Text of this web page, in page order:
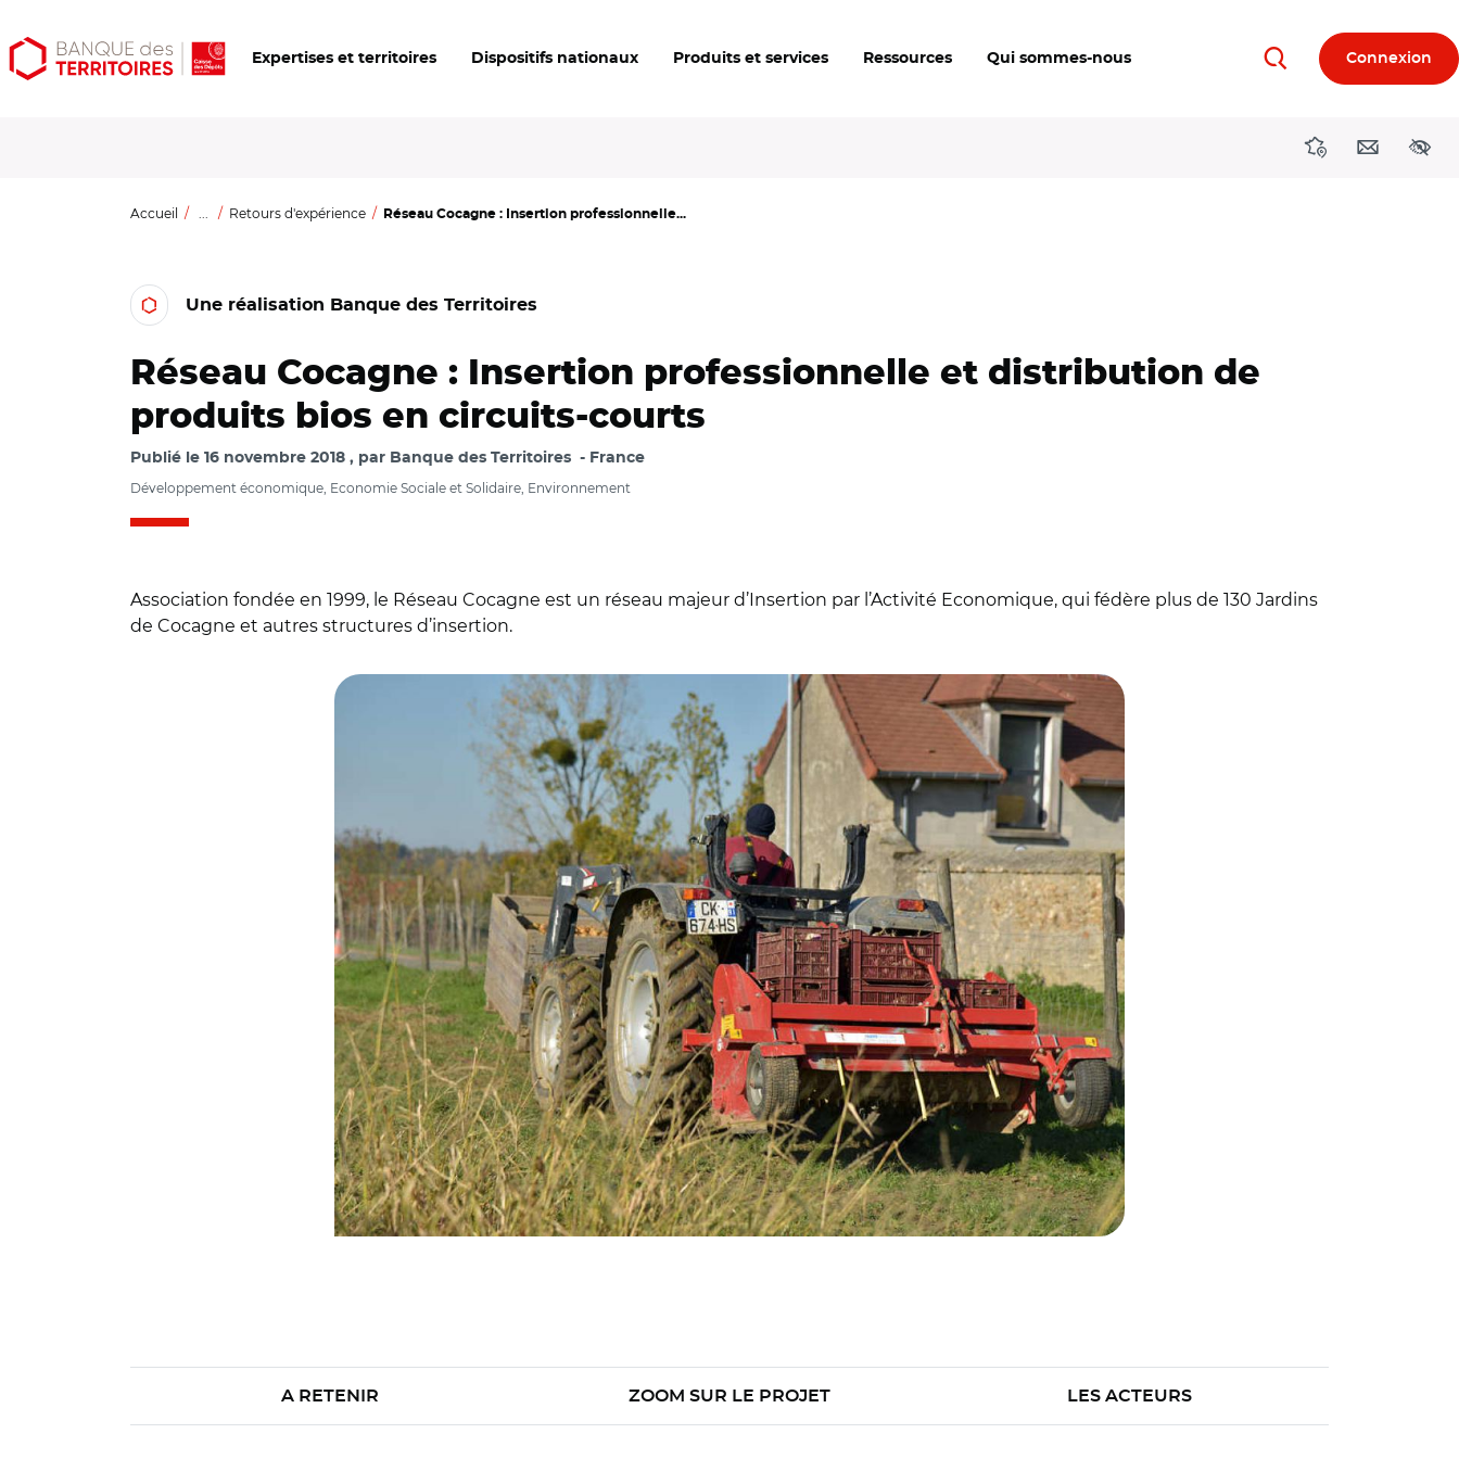
Aller
au
Aller
au
Ouvrir
les
Expertises et territoires Dispositifs nationaux Produits et services Ressources Qui sommes-nous RechercherConnexion
DirectionsContact
Accueil ... Retours d'expérience Réseau Cocagne : Insertion professionnelle...
Une réalisation Banque des Territoires
Réseau Cocagne : Insertion professionnelle et distribution de
produits bios en circuits-courts
Publié le 16 novembre 2018 par Banque des Territoires France
Développement économique, Economie Sociale et Solidaire, Environnement
Association fondée en 1999, le Réseau Cocagne est un réseau majeur d’Insertion par l’Activité Economique, qui fédère plus de 130 Jardins
de Cocagne et autres structures d’insertion.
A RETENIR ZOOM SUR LE PROJET LES ACTEURS